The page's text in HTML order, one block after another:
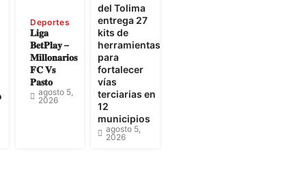
Deportes
𝐋𝐢𝐠𝐚
𝐁𝐞𝐭𝐏𝐥𝐚𝐲 –
𝐌𝐢𝐥𝐥𝐨𝐧𝐚𝐫𝐢𝐨𝐬
𝐅𝐂 𝐕𝐬
𝐏𝐚𝐬𝐭𝐨
agosto 5,
2026
del Tolima
entrega 27
kits de
herramientas
para
fortalecer
vías
terciarias en
12
municipios
agosto 5,
2026